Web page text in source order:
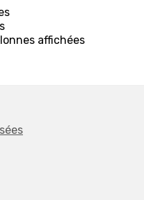
affichées